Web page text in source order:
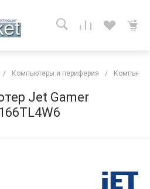
/ Компьютеры и периферия /
Jet Gamer